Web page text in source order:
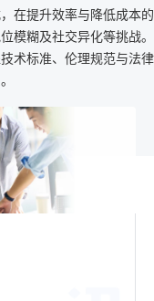
在提升效率与降低成本的
模糊及社交异化等挑战。
术标准、伦理规范与法律